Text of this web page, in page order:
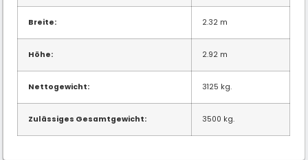
Breite: 2.32 m
Höhe: 2.92 m
Nettogewicht: 3125 kg.
Zulässiges Gesamtgewicht: 3500 kg.